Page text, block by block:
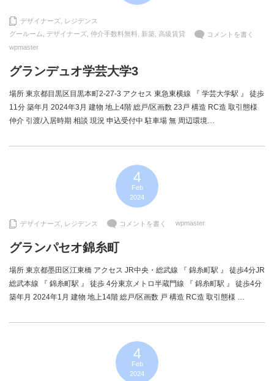
デザイナーズ レジデンス
グールーム
デザイナーズ 仲介手数料無料 新築 高級賃貸
コメントを書く
wpmaster
グランデュオ学芸大学3
場所 東京都目黒区目黒本町2-27-3 アクセス 東急東横線 『 学芸大学駅 』 徒歩
11分 築年月 2024年3月 建物 地上4階 総戸/区画数 23戸 構造 RC造 取引態様
仲介 引渡/入居時期 相談 現況 申込受付中 駐車場 無 周辺環境…
4
Feb
2024
デザイナーズ レジデンス コメントを書く wpmaster
グランパセオ錦糸町
場所 東京都墨田区江東橋 アクセス JR中央・総武線 『 錦糸町駅 』 徒歩4分JR
総武本線 『 錦糸町駅 』 徒歩 4分東京メトロ半蔵門線 『 錦糸町駅 』 徒歩4分
築年月 2024年1月 建物 地上14階 総戸/区画数 戸 構造 RC造 取引態様 …
4
Feb
2024